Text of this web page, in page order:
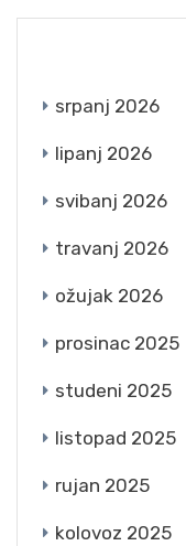
srpanj 2026
lipanj 2026
svibanj 2026
travanj 2026
ožujak 2026
prosinac 2025
studeni 2025
listopad 2025
rujan 2025
kolovoz 2025